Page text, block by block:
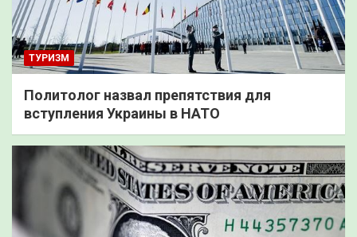
ТУРИЗМ
Политолог назвал препятствия для
вступления Украины в НАТО